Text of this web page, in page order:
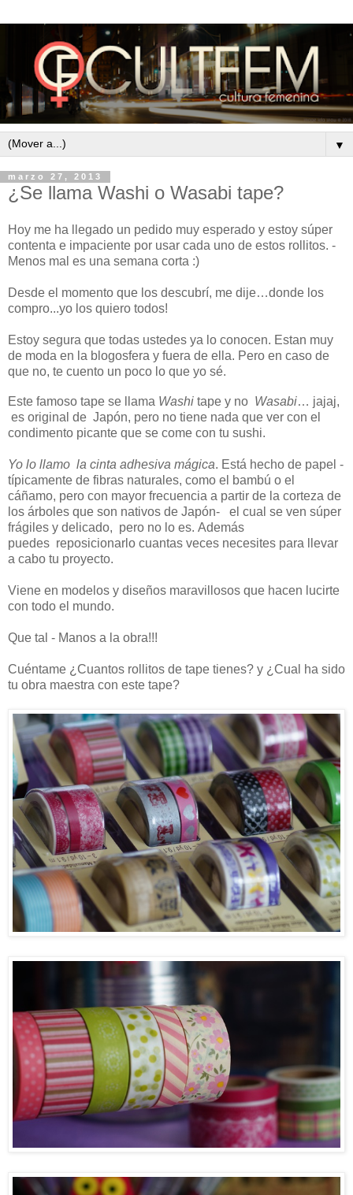
▼
marzo 27, 2013
¿Se llama Washi o Wasabi tape?
Hoy me ha llegado un pedido muy esperado y estoy súper
contenta e impaciente por usar cada uno de estos rollitos. -
Menos mal es una semana corta :)
Desde el momento que los descubrí, me dije…donde los
compro...yo los quiero todos!
Estoy segura que todas ustedes ya lo conocen. Estan muy
de moda en la blogosfera y fuera de ella. Pero en caso de
que no, te cuento un poco lo que yo sé.
Este famoso tape se llama Washi tape y no Wasabi… jajaj,
es original de Japón, pero no tiene nada que ver con el
condimento picante que se come con tu sushi.
Yo lo llamo la cinta adhesiva mágica. Está hecho de papel -
típicamente de fibras naturales, como el bambú o el
cáñamo, pero con mayor frecuencia a partir de la corteza de
los árboles que son nativos de Japón- el cual se ven súper
frágiles y delicado, pero no lo es. Además
puedes reposicionarlo cuantas veces necesites para llevar
a cabo tu proyecto.
Viene en modelos y diseños maravillosos que hacen lucirte
con todo el mundo.
Que tal - Manos a la obra!!!
Cuéntame ¿Cuantos rollitos de tape tienes? y ¿Cual ha sido
tu obra maestra con este tape?